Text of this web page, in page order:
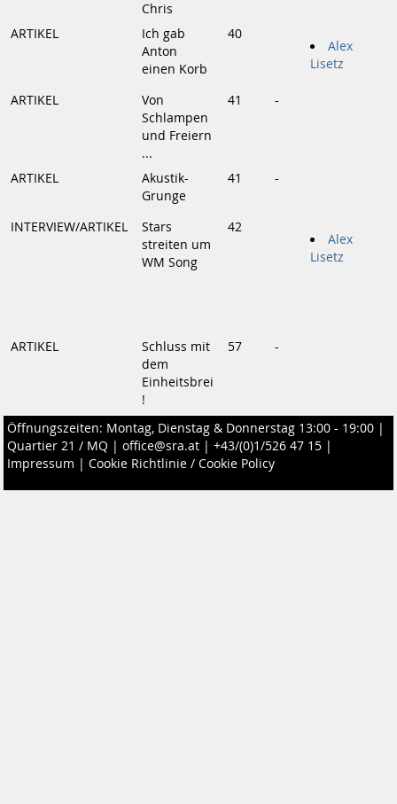
Chris
ARTIKEL
Ich gab
Anton
einen Korb
40
Alex
Lisetz
ARTIKEL
Von
Schlampen
und Freiern
...
41 -
ARTIKEL
Akustik-
Grunge
41 -
INTERVIEW/ARTIKEL
Stars
streiten um
WM Song
42
Alex
Lisetz
ARTIKEL
Schluss mit
dem
Einheitsbrei
!
57 -
Öffnungszeiten: Montag, Dienstag & Donnerstag 13:00 - 19:00 |
Quartier 21 / MQ | office@sra.at | +43/(0)1/526 47 15 |
Impressum | Cookie Richtlinie / Cookie Policy